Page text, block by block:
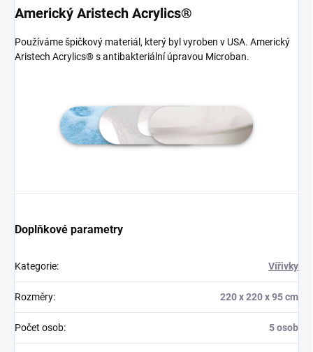
Americký Aristech Acrylics®
Používáme špičkový materiál, který byl vyroben v USA. Americký
Aristech Acrylics® s antibakteriální úpravou Microban.
Doplňkové parametry
Kategorie: Vířivky
Rozměry: 220 x 220 x 95 cm
Počet osob: 5 osob